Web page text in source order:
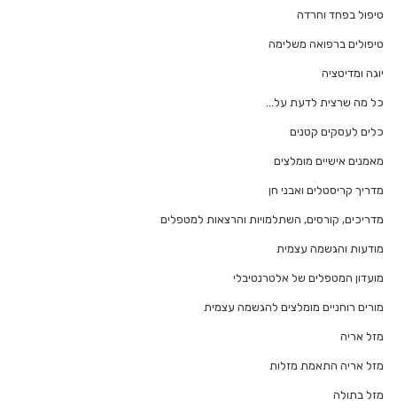
טיפול בפחד וחרדה
טיפולים ברפואה משלימה
יוגה ומדיטציה
כל מה שרצית לדעת על…
כלים לעסקים קטנים
מאמנים אישיים מומלצים
מדריך קריסטלים ואבני חן
מדריכים, קורסים, השתלמויות והרצאות למטפלים
מודעות והגשמה עצמית
מועדון המטפלים של אלטרנטיבלי
מורים רוחניים מומלצים להגשמה עצמית
מזל אריה
מזל אריה התאמת מזלות
מזל בתולה